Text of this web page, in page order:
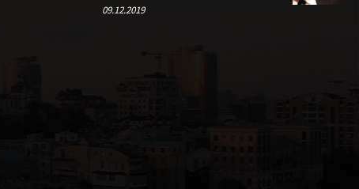
09.12.2019